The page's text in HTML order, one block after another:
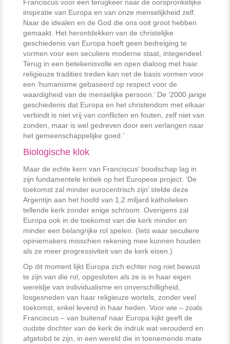
Franciscus voor een terugkeer naar de oorspronkelijke
inspiratie van Europa en van onze menselijkheid zelf.
Naar de idealen en de God die ons ooit groot hebben
gemaakt. Het herontdekken van de christelijke
geschiedenis van Europa hoeft geen bedreiging te
vormen voor een seculiere moderne staat, integendeel.
Terug in een betekenisvolle en open dialoog met haar
religieuze tradities treden kan net de basis vormen voor
een ‘humanisme gebaseerd op respect voor de
waardigheid van de menselijke persoon.’ De ‘2000 jarige
geschiedenis dat Europa en het christendom met elkaar
verbindt is niet vrij van conflicten en fouten, zelf niet van
zonden, maar is wel gedreven door een verlangen naar
het gemeenschappelijke goed.’
Biologische klok
Maar de echte kern van Franciscus’ boodschap lag in
zijn fundamentele kritiek op het Europese project. ‘De
toekomst zal minder eurocentrisch zijn’ stelde deze
Argentijn aan het hoofd van 1,2 miljard katholieken
tellende kerk zonder enige schroom. Overigens zal
Europa ook in de toekomst van die kerk minder en
minder een belangrijke rol spelen. (Iets waar seculiere
opiniemakers misschien rekening mee kunnen houden
als ze meer progressiviteit van de kerk eisen.)
Op dit moment lijkt Europa zich echter nog niet bewust
te zijn van die rol, opgesloten als ze is in haar eigen
wereldje van individualisme en onverschilligheid,
losgesneden van haar religieuze wortels, zonder veel
toekomst, enkel levend in haar heden. Voor wie – zoals
Franciscus – van buitenaf naar Europa kijkt geeft de
oudste dochter van de kerk de indruk wat verouderd en
afgetobd te zijn, in een wereld die in toenemende mate